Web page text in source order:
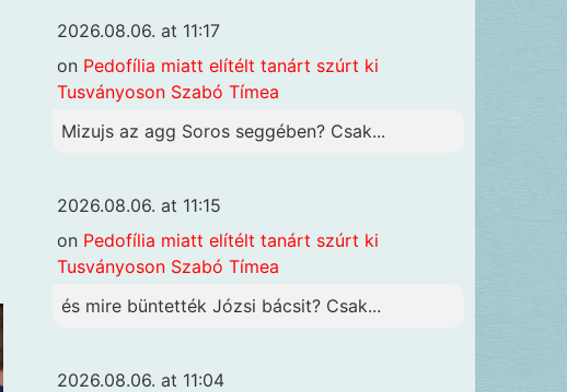
2026.08.06. at 11:17
on Pedofília miatt elítélt tanárt szúrt ki
Tusványoson Szabó Tímea
Mizujs az agg Soros seggében? Csak...
2026.08.06. at 11:15
on Pedofília miatt elítélt tanárt szúrt ki
Tusványoson Szabó Tímea
és mire büntették Józsi bácsit? Csak...
2026.08.06. at 11:04